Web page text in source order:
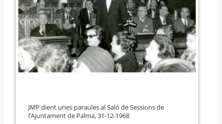
JMP dient unes paraules al Saló de Sessions de
l’Ajuntament de Palma, 31-12-1968